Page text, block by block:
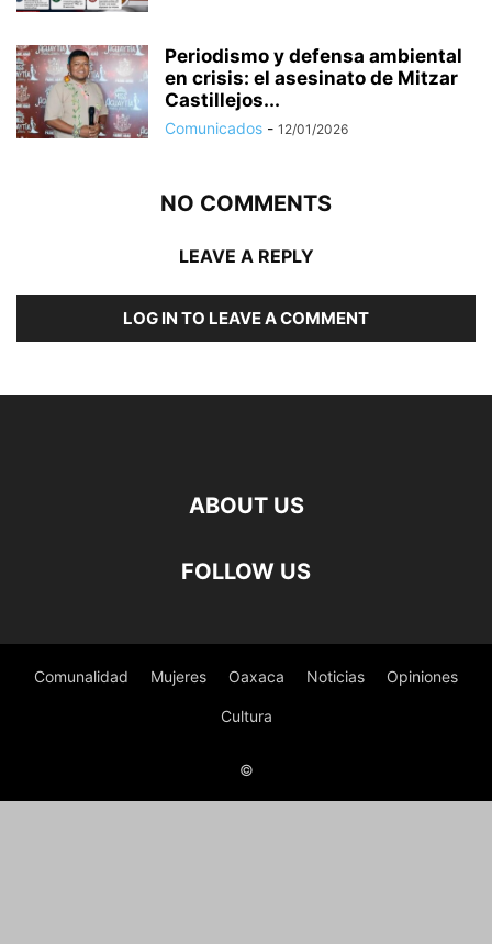
Periodismo y defensa ambiental
en crisis: el asesinato de Mitzar
Castillejos...
Comunicados - 12/01/2026
NO COMMENTS
LEAVE A REPLY
LOG IN TO LEAVE A COMMENT
ABOUT US
FOLLOW US
Comunalidad Mujeres Oaxaca Noticias Opiniones
Cultura
©